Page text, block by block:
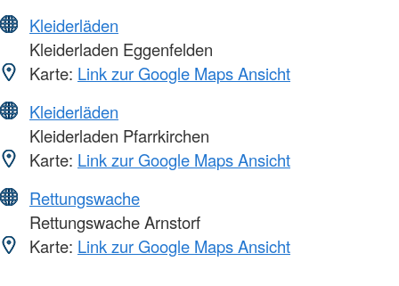
Kleiderläden
Kleiderladen Eggenfelden
Karte: Link zur Google Maps Ansicht
Kleiderläden
Kleiderladen Pfarrkirchen
Karte: Link zur Google Maps Ansicht
Rettungswache
Rettungswache Arnstorf
Karte: Link zur Google Maps Ansicht